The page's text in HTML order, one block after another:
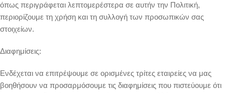
όπως περιγράφεται λεπτομερέστερα σε αυτήν την Πολιτική,
περιορίζουμε τη χρήση και τη συλλογή των προσωπικών σας
στοιχείων.
Διαφημίσεις:
Ενδέχεται να επιτρέψουμε σε ορισμένες τρίτες εταιρείες να μας
βοηθήσουν να προσαρμόσουμε τις διαφημίσεις που πιστεύουμε ότι